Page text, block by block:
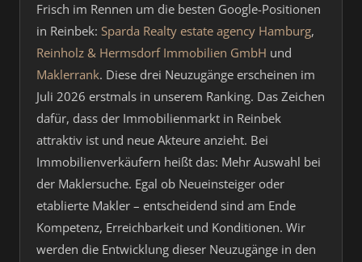
Frisch im Rennen um die besten Google-Positionen
in Reinbek: Sparda Realty estate agency Hamburg,
Reinholz & Hermsdorf Immobilien GmbH und
Maklerrank. Diese drei Neuzugänge erscheinen im
Juli 2026 erstmals in unserem Ranking. Das Zeichen
dafür, dass der Immobilienmarkt in Reinbek
attraktiv ist und neue Akteure anzieht. Bei
Immobilienverkäufern heißt das: Mehr Auswahl bei
der Maklersuche. Egal ob Neueinsteiger oder
etablierte Makler – entscheidend sind am Ende
Kompetenz, Erreichbarkeit und Konditionen. Wir
werden die Entwicklung dieser Neuzugänge in den